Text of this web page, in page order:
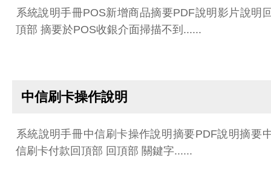
系統說明手冊POS新增商品摘要PDF說明影片說明
頂部 摘要於POS收銀介面掃描不到......
中信刷卡操作說明
系統說明手冊中信刷卡操作說明摘要PDF說明摘要
信刷卡付款回頂部 回頂部 關鍵字......